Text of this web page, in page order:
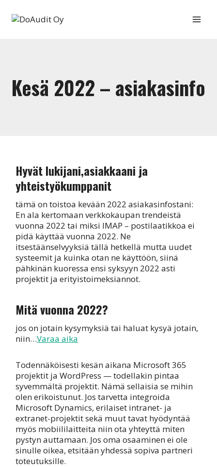
sisältöön
Kesä 2022 – asiakasinfo
Hyvät lukijani,asiakkaani ja
yhteistyökumppanit
tämä on toistoa kevään 2022 asiakasinfostani:
En ala kertomaan verkkokaupan trendeistä
vuonna 2022 tai miksi IMAP – postilaatikkoa ei
pidä käyttää vuonna 2022. Ne
itsestäänselvyyksiä tällä hetkellä mutta uudet
systeemit ja kuinka otan ne käyttöön, siinä
pähkinän kuoressa ensi syksyyn 2022 asti
projektit ja erityistoimeksiannot.
Mitä vuonna 2022?
jos on jotain kysymyksiä tai haluat kysyä jotain,
niin…Varaa aika
Todennäköisesti kesän aikana Microsoft 365
projektit ja WordPress — todellakin pintaa
syvemmältä projektit. Nämä sellaisia se mihin
olen erikoistunut. Jos tarvetta integroida
Microsoft Dynamics, erilaiset intranet- ja
extranet-projektit sekä muut tavat hyödyntää
myös mobiililaitteita niin ota yhteyttä miten
pystyn auttamaan. Jos oma osaaminen ei ole
sinulle oikea, etsitään yhdessä sopiva partneri
toteutuksille.